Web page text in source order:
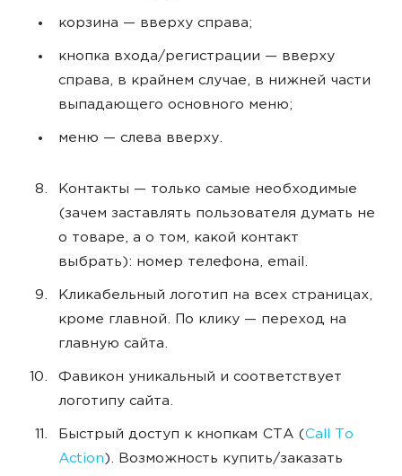
корзина — вверху справа;
кнопка входа/регистрации — вверху
справа, в крайнем случае, в нижней части
выпадающего основного меню;
меню — слева вверху.
Контакты — только самые необходимые
(зачем заставлять пользователя думать не
о товаре, а о том, какой контакт
выбрать): номер телефона, email.
Кликабельный логотип на всех страницах,
кроме главной. По клику — переход на
главную сайта.
Фавикон уникальный и соответствует
логотипу сайта.
Быстрый доступ к кнопкам CTA (Call To
Action). Возможность купить/заказать